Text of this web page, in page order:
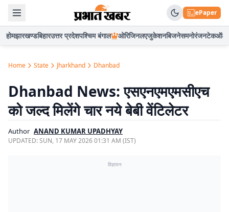
ePaper
होमझारखण्डबिहारउत्तर प्रदेशपश्चिम बंगाल ओरिजिनलएजुकेशनबिजनेसमनोरंजनटेकऑटो
Home State Jharkhand Dhanbad
Dhanbad News: एसएनएमएमसीएच
को जल्द मिलेंगे चार नये बेबी वेंटिलेटर
Author ANAND KUMAR UPADHYAY
UPDATED:SUN, 17 MAY 2026 01:31 AM (IST)
विज्ञापन